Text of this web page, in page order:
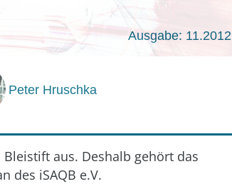
Ausgabe: 11.2012
Peter Hruschka
aus. Deshalb gehört das
des iSAQB e.V.